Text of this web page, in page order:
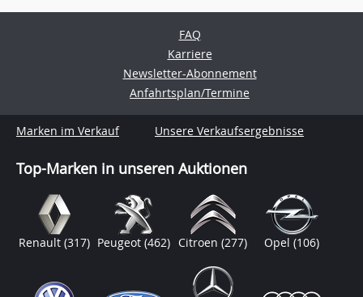
FAQ
Karriere
Newsletter-Abonnement
Anfahrtsplan/Termine
Marken im Verkauf Unsere Verkaufsergebnisse
Top-Marken in unseren Auktionen
Renault (317) Peugeot (462) Citroen(277) Opel(106)